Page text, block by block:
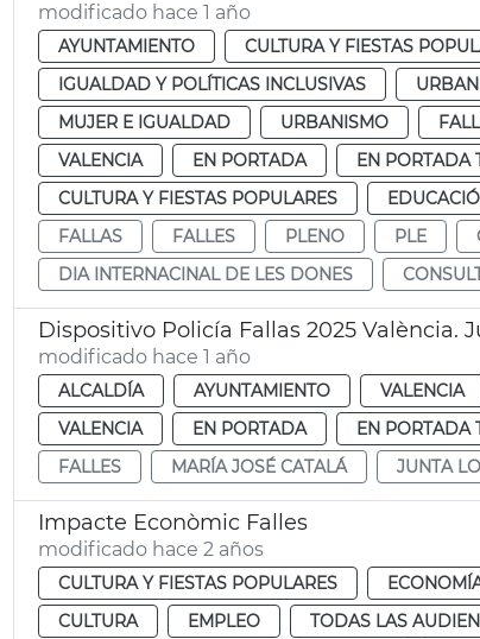
modificado hace 1 año
AYUNTAMIENTO CULTURA Y FIESTAS
IGUALDAD Y POLÍTICAS INCLUSIVAS
MUJER E IGUALDAD
URBANISMO
VALENCIA
EN PORTADA EN PORTADA
CULTURA Y FIESTAS POPULARES
FALLAS
FALLES PLENO PLE
DIA INTERNACINAL DE LES DONES
Dispositivo Policía Fallas 2025 València.
modificado hace 1 año
ALCALDÍA AYUNTAMIENTO VALENCIA
VALENCIA
EN PORTADA EN PORTADA
FALLES
MARÍA JOSÉ CATALÁ JUNTA
Impacte Econòmic Falles
modificado hace 2 años
CULTURA Y FIESTAS POPULARES
CULTURA
EMPLEO TODAS LAS